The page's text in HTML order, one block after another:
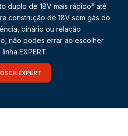
duplo de 18V mais rápido³ até
construção de 18V sem gás do
binário ou relação
não podes errar ao escolher
EXPERT.
EXPERT